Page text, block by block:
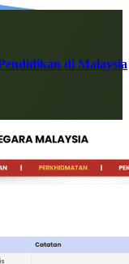
di Malaysia